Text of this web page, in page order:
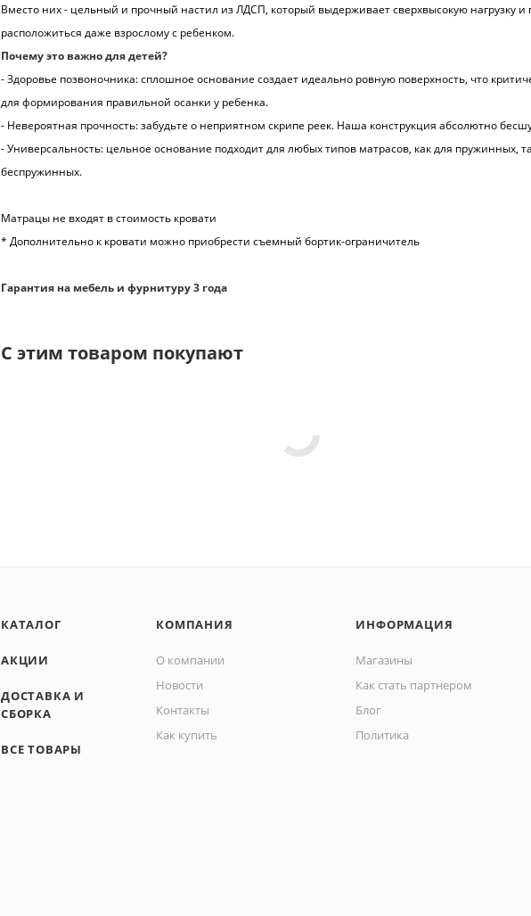
Вместо них - цельный и прочный настил из ЛДСП, который выдерживает сверхвысокую нагрузку и
расположиться даже взрослому с ребенком.
Почему это важно для детей?
- Здоровье позвоночника: сплошное основание создает идеально ровную поверхность, что
для формирования правильной осанки у ребенка.
- Невероятная прочность: забудьте о неприятном скрипе реек. Наша конструкция абсолютно
- Универсальность: цельное основание подходит для любых типов матрасов, как для пружинных,
беспружинных.
Матрацы не входят в стоимость кровати
* Дополнительно к кровати можно приобрести съемный бортик-ограничитель
Гарантия на мебель и фурнитуру 3 года
С этим товаром покупают
КАТАЛОГ
АКЦИИ
ДОСТАВКА И
СБОРКА
ВСЕ ТОВАРЫ
КОМПАНИЯ
О компании
Новости
Контакты
Как купить
ИНФОРМАЦИЯ
Магазины
Как стать партнером
Блог
Политика